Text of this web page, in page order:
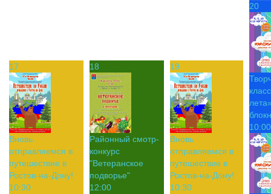
17
Вновь
отправляемся в
путешествие в
Ростов-на-Дону!
10:30
18
Районный смотр-
конкурс
"Ветеранское
подворье"
12:00
19
Вновь
отправляемся в
путешествие в
Ростов-на-Дону!
10:30
20
10:00